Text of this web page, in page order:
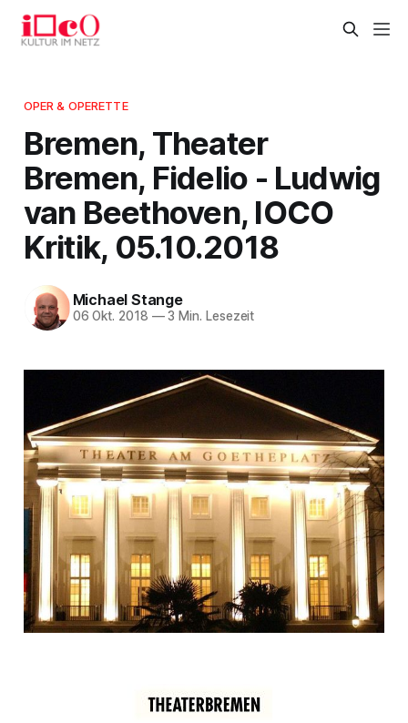
OPER & OPERETTE
Bremen, Theater
Bremen, Fidelio - Ludwig
van Beethoven, IOCO
Kritik, 05.10.2018
Michael Stange
06 Okt. 2018 —3 Min. Lesezeit